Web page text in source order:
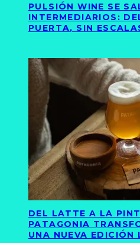
PULSIÓN WINE SE
INTERMEDIARIOS:
PUERTA, SIN
DEL LATTE A LA
PATAGONIA
UNA NUEVA EDICIÓN